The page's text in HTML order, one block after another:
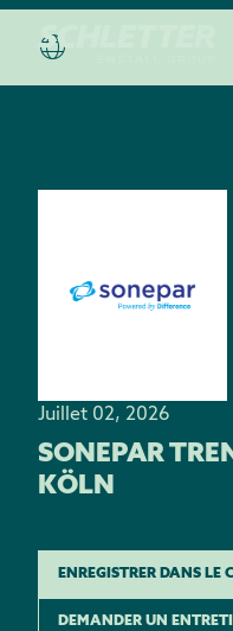
Juillet 02, 2026
SONEPAR
KÖLN
ENREGISTRER DANS LE
DEMANDER UN